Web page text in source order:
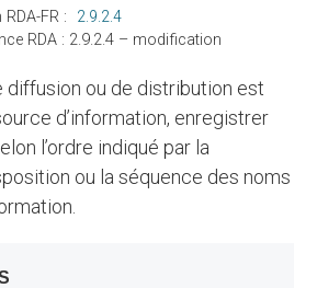
RDA-FR : 2.9.2.4
RDA : 2.9.2.4 – modification
d’information, enregistrer
l’ordre indiqué par la
ou la séquence des noms